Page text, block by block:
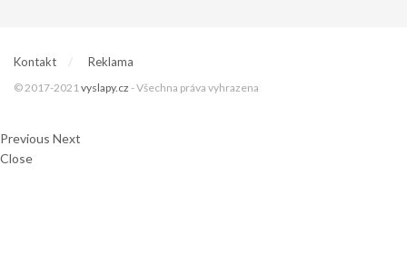
Kontakt Reklama
© 2017-2021 vyslapy.cz - Všechna práva vyhrazena
Previous Next
Close